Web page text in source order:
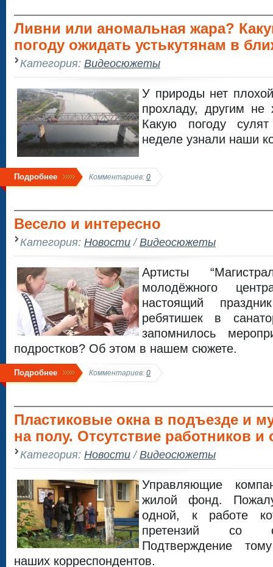
Ливни или аномальная жара?
погоду ожидать устькутянам в
Категория: Видеосюжеты
У природы нет
прохладу, другим не
Какую погоду
неделе узнали наши
Подробнее Комментариев: 0
Весело и интересно
Категория: Новости/Видеосюжеты
Артисты
молодёжного
настоящий
ребятишек в
запомнилось
подростков? Об этом в нашем сюжете.
Подробнее Комментариев: 0
Пластиковые окна в подъезде и
на полу. Отсутствие работников и
Категория: Новости/Видеосюжеты
Управляющие
жилой фонд.
одной, к работе
претензий со
Подтверждение
наших корреспондентов.